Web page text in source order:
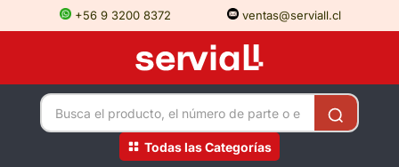
+56 9 3200 8372 ventas@serviall.cl
Todas las Categorías